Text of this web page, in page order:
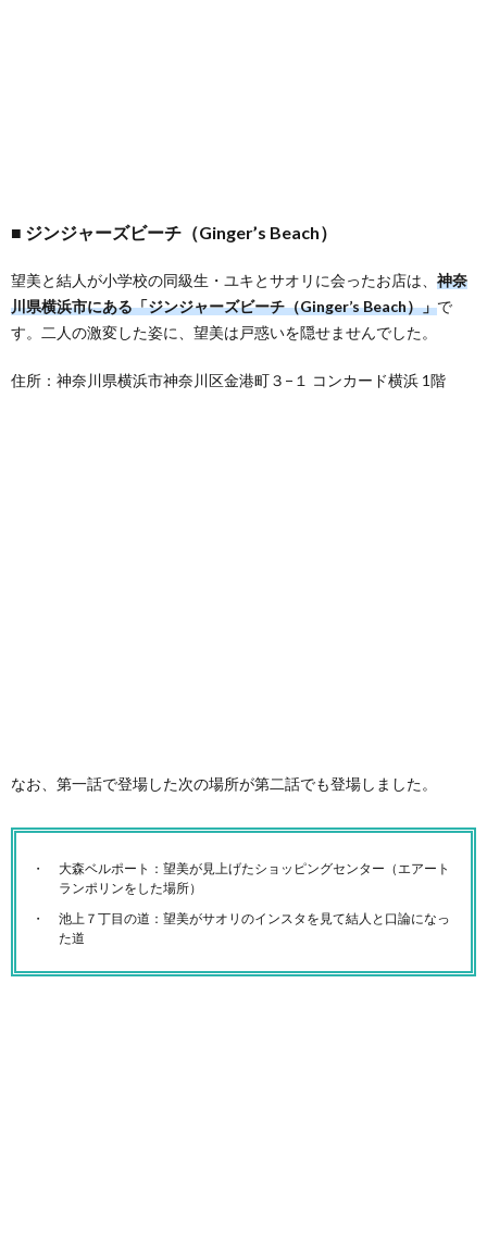
ジンジャーズビーチ（Ginger’s Beach）
望美と結人が小学校の同級生・ユキとサオリに会ったお店は、 神奈
川県横浜市にある「ジンジャーズビーチ（Ginger’s Beach）」で
す。二人の激変した姿に、望美は戸惑いを隠せませんでした。
住所：神奈川県横浜市神奈川区金港町３−１ コンカード横浜 1階
なお、第一話で登場した次の場所が第二話でも登場しました。
大森ベルポート：望美が見上げたショッピングセンター（エアート
ランポリンをした場所）
池上７丁目の道：望美がサオリのインスタを見て結人と口論になっ
た道